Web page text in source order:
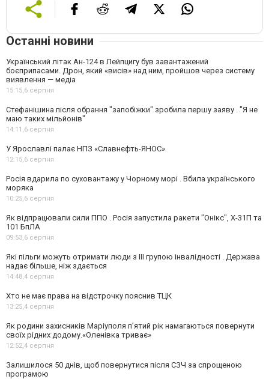
Останні новини
Український літак Ан-124 в Лейпцигу був завантажений
боєприпасами. Дрон, який «висів» над ним, пройшов через систему
виявлення — медіа
15:15,6 серпня
Стефанішина після обрання "запобіжки" зробила першу заяву . "Я не
маю таких мільйонів"
14:11,6 серпня
У Ярославлі палає НПЗ «Славнєфть-ЯНОС»
12:15,6 серпня
Росія вдарила по суховантажу у Чорному морі . Вбила українського
моряка
10:25,6 серпня
Як відпрацювали сили ППО . Росія запустила ракети "Онікс", Х-31П та
101 БпЛА
09:53,6 серпня
Які пільги можуть отримати люди з III групою інвалідності . Держава
надає більше, ніж здається
14:48,4 серпня
Хто не має права на відстрочку пояснив ТЦК
13:25,4 серпня
Як родини захисників Маріуполя пʼятий рік намагаються повернути
своїх рідних додому.«Оленівка триває»
12:52,4 серпня
Залишилося 50 днів, щоб повернутися після СЗЧ за спрощеною
програмою